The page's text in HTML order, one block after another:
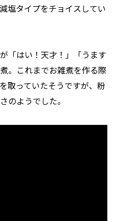
塩タイプをチョイスしてい
「はい！天才！」「うます
。これまでお雑煮を作る際
取っていたそうですが、粉
のようでした。